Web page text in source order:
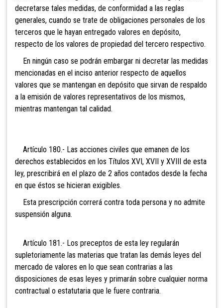
decretarse tales medidas, de conformidad a las reglas
generales, cuando se trate de obligaciones personales de los
terceros que le hayan entregado valores en depósito,
respecto de los valores de propiedad del tercero respectivo.
En ningún caso se podrán embargar ni decretar las medidas
mencionadas en el inciso anterior respecto de aquellos
valores que se mantengan en depósito que sirvan de respaldo
a la emisión de valores representativos de los mismos,
mientras mantengan tal calidad.
Artículo 180.- Las acciones civiles que emanen de los
derechos establecidos en los Títulos XVI, XVII y XVIII de esta
ley, prescribirá en el plazo de 2 años contados desde la fecha
en que éstos se hicieran exigibles.
Esta prescripción correrá contra toda persona y no admite
suspensión alguna.
Artículo 181.- Los preceptos de esta ley regularán
supletoriamente las materias que tratan las demás leyes del
mercado de valores en lo que sean contrarias a las
disposiciones de esas leyes y primarán sobre cualquier norma
contractual o estatutaria que le fuere contraria.